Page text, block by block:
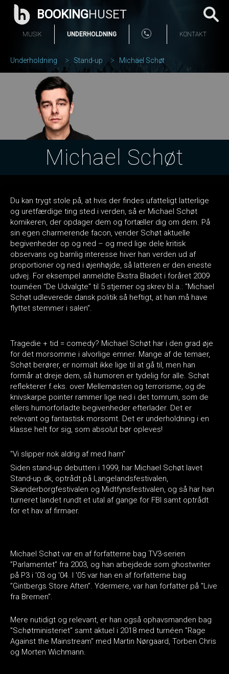
BOOKINGHUSET
MUSIK UNDERHOLDNING KONTAKT
Underholdning Stand-up Michael Schøt
Michael Schøt
Du kan trygt stole på, at hvis der findes ufatteligt latterlige
og uretfærdige ting sted i verden, så er Michael Schøt
komikeren, der opdager dem og fortæller dig om dem. På
sin egen charmerende facon, vender Schøt aktuelle
begivenheder op og ned – og med lige dele kritisk
observans og barnlig interesse hiver han verden ud af
proportioner og ned i øjenhøjde, så latteren er den eneste
udvej. For eksempel anmeldte Ekstra Bladet i foråret 2009
tournéen "De Udvalgte" til 5 stjerner og skrev bl.a.: "Michael
Schøt udleverede dansk politik så heftigt, at han må have
flyttet stemmer i salen".
Tragedie + tid = comedy? Michael Schøt har i den grad øje
for det morsomme i alvorlige emner. Mange af de temaer,
Schøt berører, er normalt ikke lige til at gå til, men han
formår at dreje dem, så humoren er tydelig for alle. Schøt
reflekterer f.eks. over Mellemøsten og terrorisme, og de
knivskarpe pointer rammer lige ned i det tomrum, som de
ellers humorforladte begivenheder efterlader. Det er
relevant og fantastisk morsomt. Det er underholdning i en
klasse helt for sig, som absolut bør opleves!
"Vi slipper nok aldrig af med ham"
Siden stand-up debutten i 1999, har Michael Schøt lavet
Stand-up.dk, optrådt på Langelandsfestivalen,
Skanderborgfestivalen og Midtfynsfestivalen, og så har han
turneret landet rundt et utal af gange for FBI samt optrådt
for et hav af firmaer.
Michael Schøt var en af forfatterne bag TV3-serien
”Parlamentet” fra 2003, og han arbejdede som ghostwriter
på P3 i '03 og '04. I '05 var han en af forfatterne bag
”Gintbergs Store Aften”. Ydermere, var han forfatter på "Live
fra Bremen".
Mere nutidigt og relevant, er han også ophavsmanden bag
"Schøtministeriet" samt aktuel i 2018 med turnéen "Rage
Against the Mainstream" med Martin Nørgaard, Torben Chris
og Morten Wichmann.